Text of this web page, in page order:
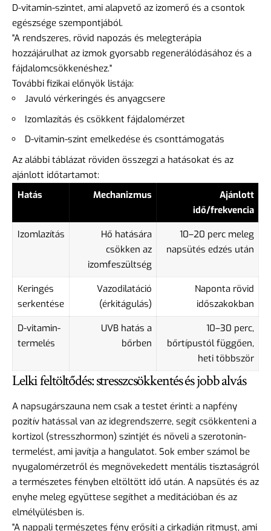
D-vitamin-szintet, ami alapvető az izomerő és a csontok
egészsége szempontjából.
"A rendszeres, rövid napozás és melegterápia
hozzájárulhat az izmok gyorsabb regenerálódásához és a
fájdalomcsökkenéshez."
További fizikai előnyök listája:
Javuló vérkeringés és anyagcsere
Izomlazítás és csökkent fájdalomérzet
D-vitamin-szint emelkedése és csonttámogatás
Az alábbi táblázat röviden összegzi a hatásokat és az
ajánlott időtartamot:
Hatás
Mechanizmus
Ajánlott
idő/frekvencia
Izomlazítás
Hő hatására
csökken az
izomfeszültség
10–20 perc meleg
napsütés edzés után
Keringés
serkentése
Vazodilatáció
(érkitágulás)
Naponta rövid
időszakokban
D-vitamin-
termelés
UVB hatás a
bőrben
10–30 perc,
bőrtípustól függően,
heti többször
Lelki feltöltődés: stresszcsökkentés és jobb alvás
A napsugárszauna nem csak a testet érinti: a napfény
pozitív hatással van az idegrendszerre, segít csökkenteni a
kortizol (stresszhormon) szintjét és növeli a szerotonin-
termelést, ami javítja a hangulatot. Sok ember számol be
nyugalomérzetről és megnövekedett mentális tisztaságról
a természetes fényben eltöltött idő után. A napsütés és az
enyhe meleg együttese segíthet a meditációban és az
elmélyülésben is.
"A nappali természetes fény erősíti a cirkadián ritmust, ami